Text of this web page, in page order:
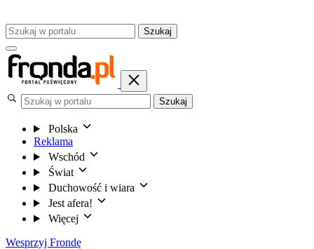
Szukaj
Szukaj
Polska
Reklama
Wschód
Świat
Duchowość i wiara
Jest afera!
Więcej
Wesprzyj Frondę